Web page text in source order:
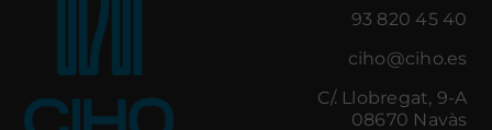
93 820 45 40
ciho@ciho.es
C/. Llobregat, 9-A
08670 Navàs